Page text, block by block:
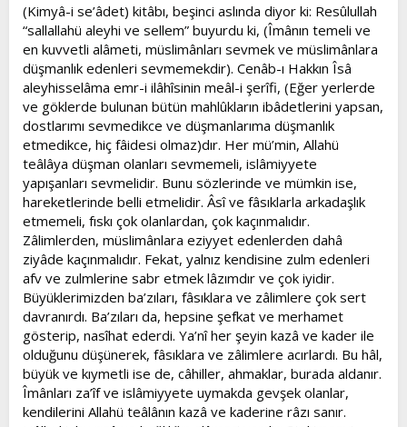
(Kimyâ-i se’âdet) kitâbı, beşinci aslında diyor ki: Resûlullah
“sallallahü aleyhi ve sellem” buyurdu ki, (Îmânın temeli ve
en kuvvetli alâmeti, müslimânları sevmek ve müslimânlara
düşmanlık edenleri sevmemekdir). Cenâb-ı Hakkın Îsâ
aleyhisselâma emr-i ilâhîsinin meâl-i şerîfi, (Eğer yerlerde
ve göklerde bulunan bütün mahlûkların ibâdetlerini yapsan,
dostlarımı sevmedikce ve düşmanlarıma düşmanlık
etmedikce, hiç fâidesi olmaz)dır. Her mü’min, Allahü
teâlâya düşman olanları sevmemeli, islâmiyyete
yapışanları sevmelidir. Bunu sözlerinde ve mümkin ise,
hareketlerinde belli etmelidir. Âsî ve fâsıklarla arkadaşlık
etmemeli, fıskı çok olanlardan, çok kaçınmalıdır.
Zâlimlerden, müslimânlara eziyyet edenlerden dahâ
ziyâde kaçınmalıdır. Fekat, yalnız kendisine zulm edenleri
afv ve zulmlerine sabr etmek lâzımdır ve çok iyidir.
Büyüklerimizden ba’zıları, fâsıklara ve zâlimlere çok sert
davranırdı. Ba’zıları da, hepsine şefkat ve merhamet
gösterip, nasîhat ederdi. Ya’nî her şeyin kazâ ve kader ile
olduğunu düşünerek, fâsıklara ve zâlimlere acırlardı. Bu hâl,
büyük ve kıymetli ise de, câhiller, ahmaklar, burada aldanır.
Îmânları za’îf ve islâmiyyete uymakda gevşek olanlar,
kendilerini Allahü teâlânın kazâ ve kaderine râzı sanır.